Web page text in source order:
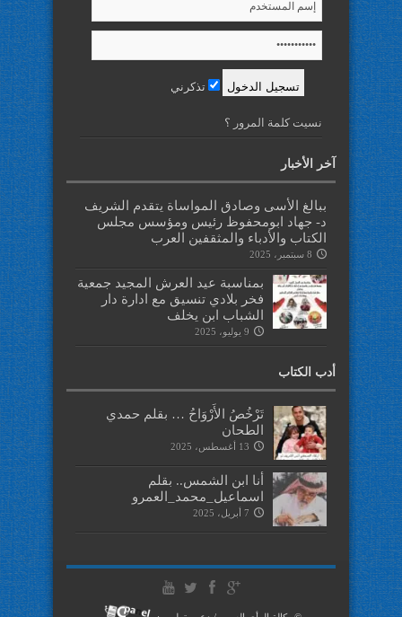
تذكرني
نسيت كلمة المرور ؟
آخر الأخبار
ببالغ الأسى وصادق المواساة يتقدم الشريف
د- جهاد ابومحفوظ رئيس ومؤسس مجلس
الكتاب والأدباء والمثقفين العرب
8 سبتمبر، 2025
بمناسبة عيد العرش المجيد جمعية
فخر بلادي تنسيق مع ادارة دار
الشباب ابن يخلف
9 يوليو، 2025
أدب الكتاب
تَرْخُصُ الأَرْوَاحُ … بقلم حمدي
الطحان
13 أغسطس، 2025
أنا ابن الشمس.. بقلم
اسماعيل_محمد_العمرو
7 أبريل، 2025